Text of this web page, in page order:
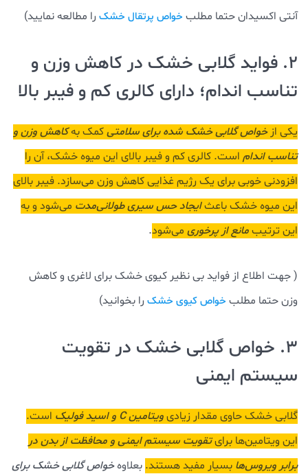
آنتی اکسیدان حتما مطلب خواص پرتقال خشک را مطالعه نمایید)
2. فواید گلابی خشک در کاهش وزن و
تناسب اندام؛ دارای کالری کم و فیبر بالا
یکی از خواص گلابی خشک شده برای سلامتیکمک بهکاهش وزن و
تناسب اندام است. کالری کم و فیبر بالای این میوه خشک، آن را
افزودنی خوبی برای یک رژیم غذایی کاهش وزن می‌سازد. فیبر بالای
این میوه خشک باعثایجاد حس سیری طولانی‌مدت می‌شود و به
این ترتیبمانع از پرخوری می‌شود.
( جهت اطلاع از فواید بی نظیر کیوی خشک برای لاغری و کاهش
وزن حتما مطلب خواص کیوی خشک را بخوانید)
3. خواص گلابی خشک در تقویت
سیستم ایمنی
گلابی خشک حاوی مقدار زیادیویتامین C و اسید فولیک
است.
این ویتامین‌ها برایتقویت سیستم ایمنی و محافظت از بدن در
برابر ویروس‌ها بسیار مفید هستند. بعلاوهخواص گلابی خشک برای